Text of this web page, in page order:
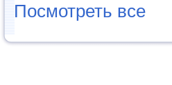
Посмотреть все